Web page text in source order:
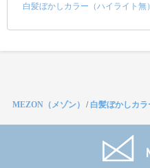
白髪ぼかしカラー（ハイライト無）
MEZON（メゾン） / 白髪ぼかしカラ